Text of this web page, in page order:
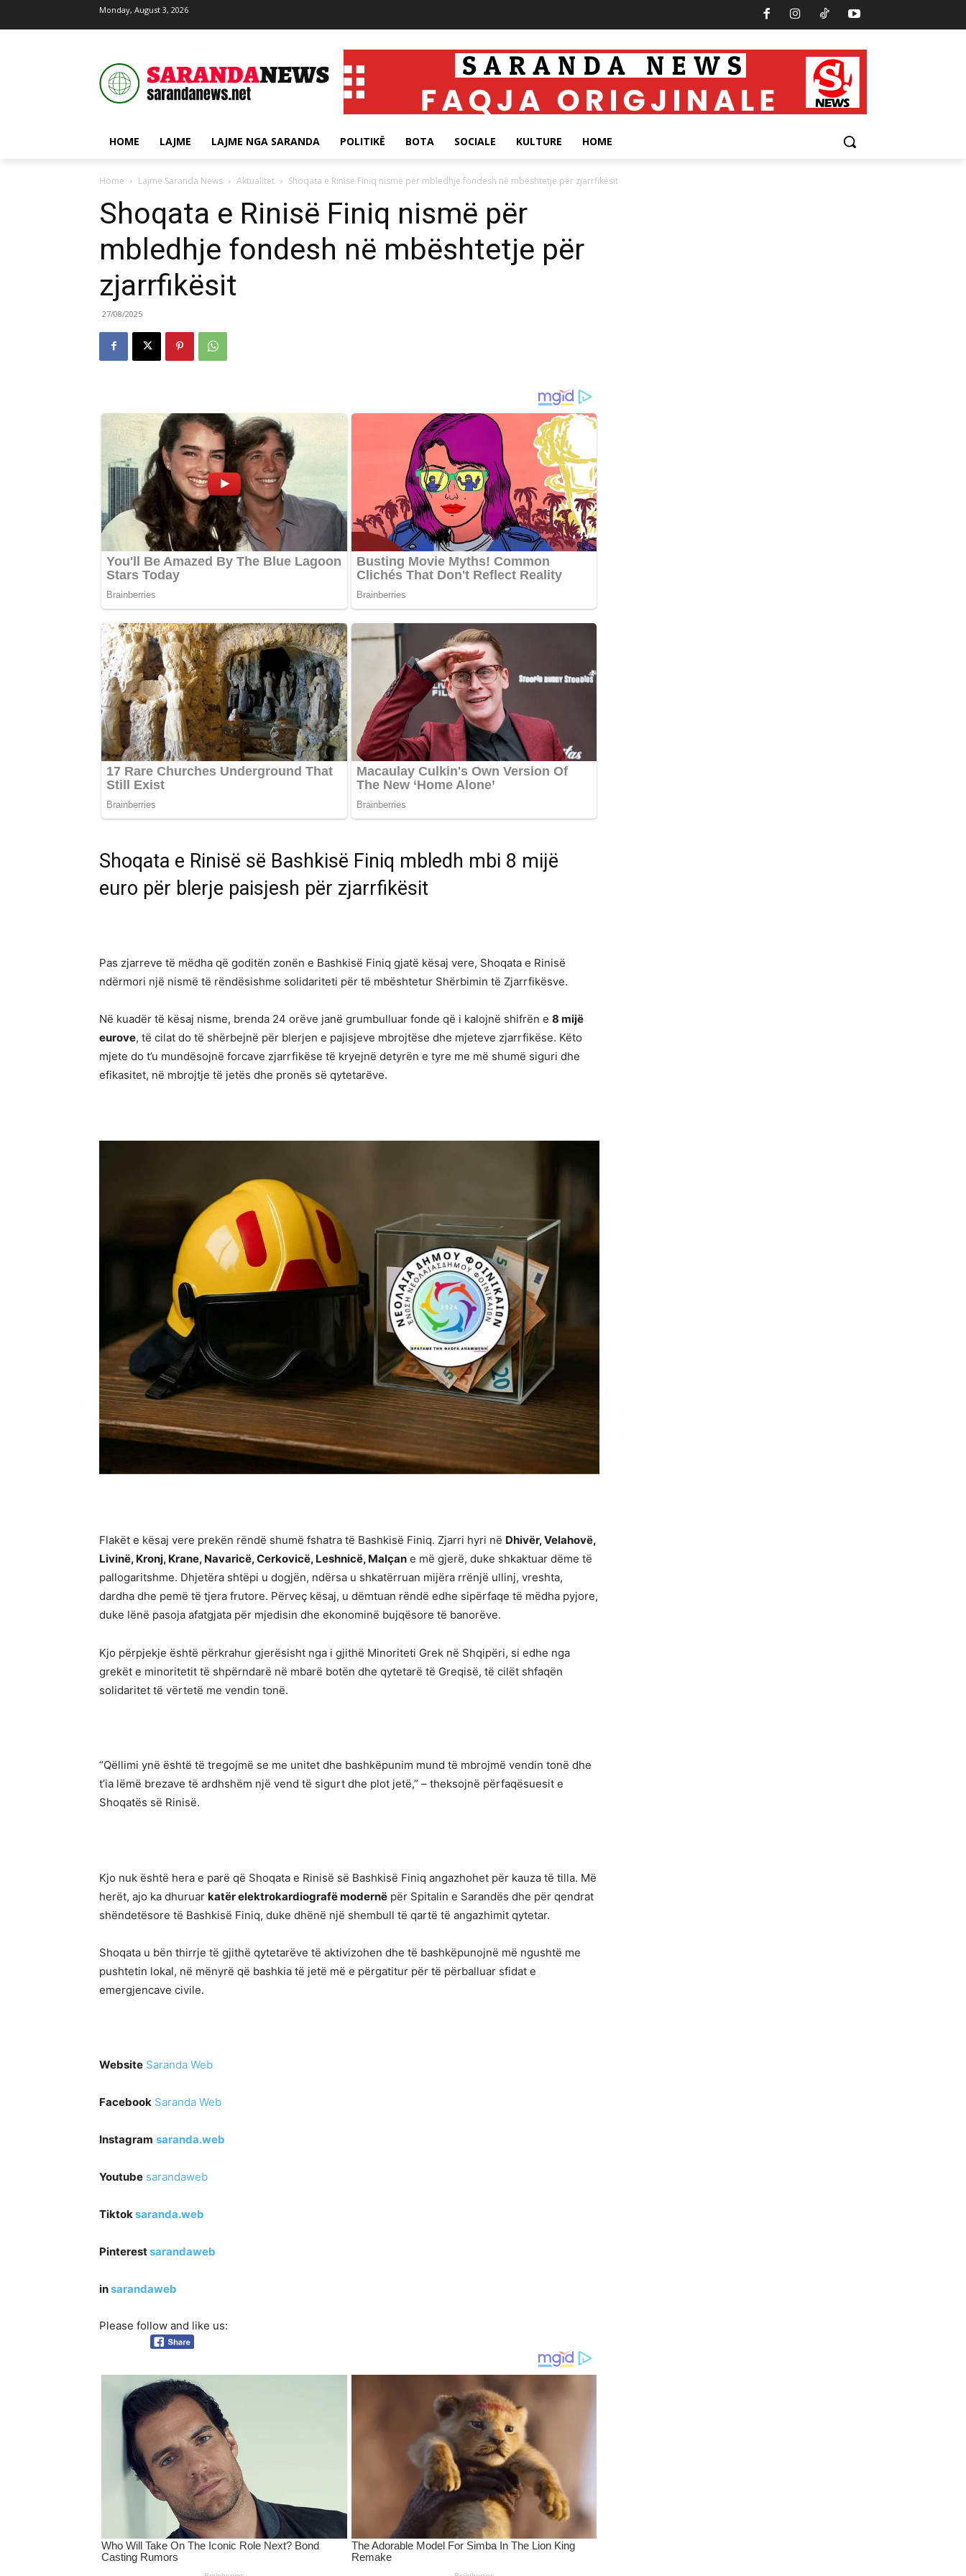
Monday, August 3, 2026
HOME LAJME LAJME NGA SARANDA POLITIKË BOTA SOCIALE KULTURE HOME
Home Lajme Saranda News Aktualitet Shoqata e Rinisë Finiq nismë për mbledhje fondesh në mbështetje për zjarrfikësit
Shoqata e Rinisë Finiq nismë për
mbledhje fondesh në mbështetje për
zjarrfikësit
27/08/2025
Shoqata e Rinisë së Bashkisë Finiq mbledh mbi 8 mijë
euro për blerje paisjesh për zjarrfikësit
Pas zjarreve të mëdha që goditën zonën e Bashkisë Finiq gjatë kësaj vere, Shoqata e Rinisë
ndërmori një nismë të rëndësishme solidariteti për të mbështetur Shërbimin të Zjarrfikësve.
Në kuadër të kësaj nisme, brenda 24 orëve janë grumbulluar fonde që i kalojnë shifrën e 8 mijë
eurove, të cilat do të shërbejnë për blerjen e pajisjeve mbrojtëse dhe mjeteve zjarrfikëse. Këto
mjete do t’u mundësojnë forcave zjarrfikëse të kryejnë detyrën e tyre me më shumë siguri dhe
efikasitet, në mbrojtje të jetës dhe pronës së qytetarëve.
Flakët e kësaj vere prekën rëndë shumë fshatra të Bashkisë Finiq. Zjarri hyri në Dhivër, Velahovë,
Livinë, Kronj, Krane, Navaricë, Cerkovicë, Leshnicë, Malçan e më gjerë, duke shkaktuar dëme të
pallogaritshme. Dhjetëra shtëpi u dogjën, ndërsa u shkatërruan mijëra rrënjë ullinj, vreshta,
dardha dhe pemë të tjera frutore. Përveç kësaj, u dëmtuan rëndë edhe sipërfaqe të mëdha pyjore,
duke lënë pasoja afatgjata për mjedisin dhe ekonominë bujqësore të banorëve.
Kjo përpjekje është përkrahur gjerësisht nga i gjithë Minoriteti Grek në Shqipëri, si edhe nga
grekët e minoritetit të shpërndarë në mbarë botën dhe qytetarë të Greqisë, të cilët shfaqën
solidaritet të vërtetë me vendin tonë.
“Qëllimi ynë është të tregojmë se me unitet dhe bashkëpunim mund të mbrojmë vendin tonë dhe
t’ia lëmë brezave të ardhshëm një vend të sigurt dhe plot jetë,” – theksojnë përfaqësuesit e
Shoqatës së Rinisë.
Kjo nuk është hera e parë që Shoqata e Rinisë së Bashkisë Finiq angazhohet për kauza të tilla. Më
herët, ajo ka dhuruar katër elektrokardiografë modernë për Spitalin e Sarandës dhe për qendrat
shëndetësore të Bashkisë Finiq, duke dhënë një shembull të qartë të angazhimit qytetar.
Shoqata u bën thirrje të gjithë qytetarëve të aktivizohen dhe të bashkëpunojnë më ngushtë me
pushtetin lokal, në mënyrë që bashkia të jetë më e përgatitur për të përballuar sfidat e
emergjencave civile.
Website Saranda Web
Facebook Saranda Web
Instagram saranda.web
Youtube sarandaweb
Tiktoksaranda.web
Pinterestsarandaweb
insarandaweb
Please follow and like us: